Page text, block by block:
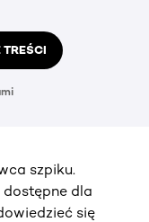
szpiku.
dla
się